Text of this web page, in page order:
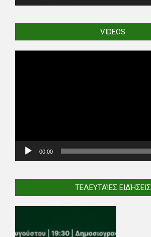
VIDEOS
00:00
ΤΕΛΕΥΤΑΊΕΣ ΕΙΔΉΣΕΙΣ